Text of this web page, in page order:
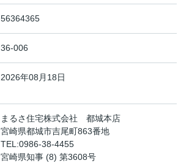
56364365
36-006
2026年08月18日
まるさ住宅株式会社 都城本店
宮崎県都城市吉尾町863番地
TEL:0986-38-4455
宮崎県知事 (8) 第3608号